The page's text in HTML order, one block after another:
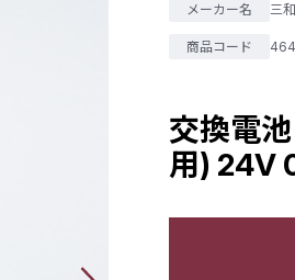
メーカー名 三
商品コード
交換電
用) 24V